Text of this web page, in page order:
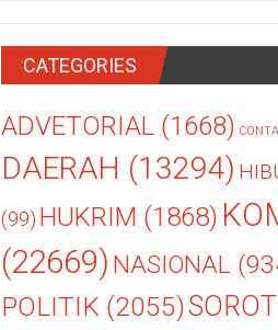
CATEGORIES
ADVETORIAL (1668)
DAERAH (13294)
(99) HUKRIM (1868)
(22669) NASIONAL
POLITIK (2055)SOROT